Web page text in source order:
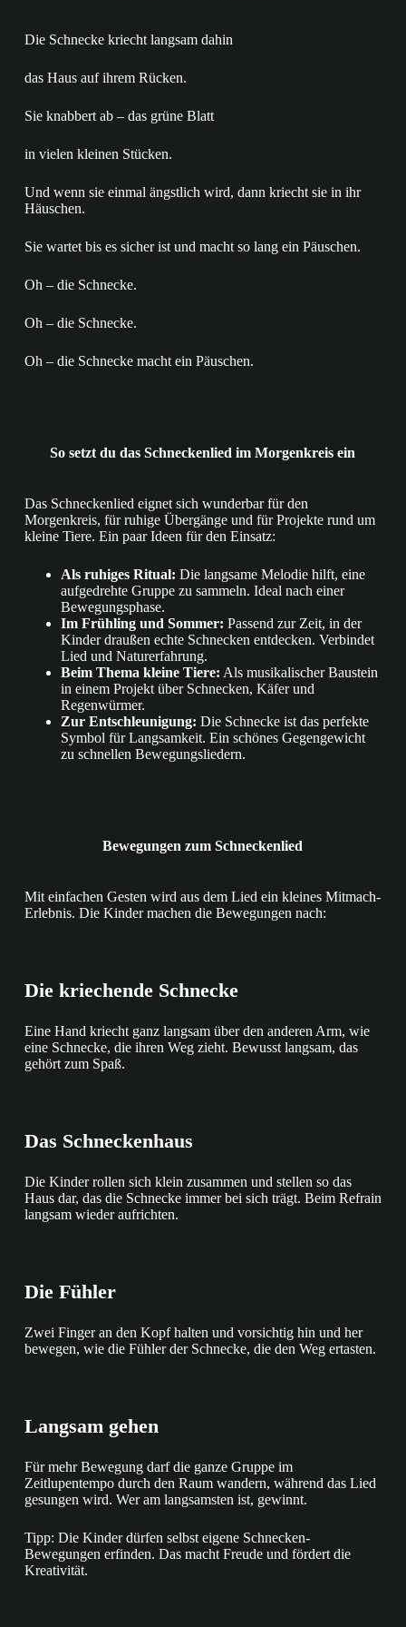
Die Schnecke kriecht langsam dahin
das Haus auf ihrem Rücken.
Sie knabbert ab – das grüne Blatt
in vielen kleinen Stücken.
Und wenn sie einmal ängstlich wird, dann kriecht sie in ihr
Häuschen.
Sie wartet bis es sicher ist und macht so lang ein Päuschen.
Oh – die Schnecke.
Oh – die Schnecke.
Oh – die Schnecke macht ein Päuschen.
So setzt du das Schneckenlied im Morgenkreis ein
Das Schneckenlied eignet sich wunderbar für den
Morgenkreis, für ruhige Übergänge und für Projekte rund um
kleine Tiere. Ein paar Ideen für den Einsatz:
Als ruhiges Ritual: Die langsame Melodie hilft, eine
aufgedrehte Gruppe zu sammeln. Ideal nach einer
Bewegungsphase.
Im Frühling und Sommer: Passend zur Zeit, in der
Kinder draußen echte Schnecken entdecken. Verbindet
Lied und Naturerfahrung.
Beim Thema kleine Tiere: Als musikalischer Baustein
in einem Projekt über Schnecken, Käfer und
Regenwürmer.
Zur Entschleunigung: Die Schnecke ist das perfekte
Symbol für Langsamkeit. Ein schönes Gegengewicht
zu schnellen Bewegungsliedern.
Bewegungen zum Schneckenlied
Mit einfachen Gesten wird aus dem Lied ein kleines Mitmach-
Erlebnis. Die Kinder machen die Bewegungen nach:
Die kriechende Schnecke
Eine Hand kriecht ganz langsam über den anderen Arm, wie
eine Schnecke, die ihren Weg zieht. Bewusst langsam, das
gehört zum Spaß.
Das Schneckenhaus
Die Kinder rollen sich klein zusammen und stellen so das
Haus dar, das die Schnecke immer bei sich trägt. Beim Refrain
langsam wieder aufrichten.
Die Fühler
Zwei Finger an den Kopf halten und vorsichtig hin und her
bewegen, wie die Fühler der Schnecke, die den Weg ertasten.
Langsam gehen
Für mehr Bewegung darf die ganze Gruppe im
Zeitlupentempo durch den Raum wandern, während das Lied
gesungen wird. Wer am langsamsten ist, gewinnt.
Tipp: Die Kinder dürfen selbst eigene Schnecken-
Bewegungen erfinden. Das macht Freude und fördert die
Kreativität.